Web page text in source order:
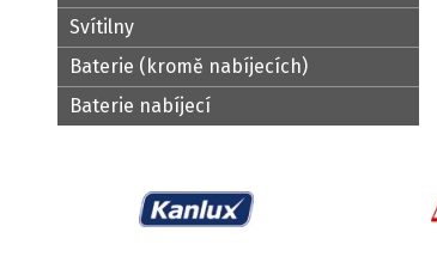
Svítilny
Baterie (kromě nabíjecích)
Baterie nabíjecí